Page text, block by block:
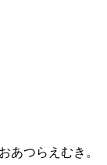
あつらえむき。